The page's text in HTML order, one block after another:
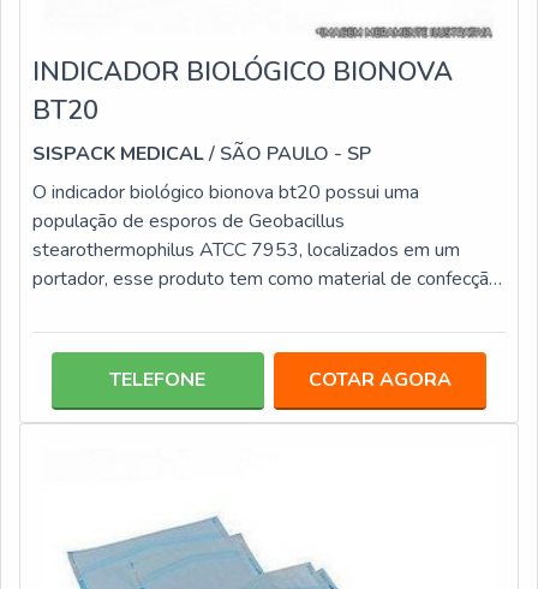
INDICADOR BIOLÓGICO BIONOVA
BT20
SISPACK MEDICAL/ SÃO PAULO - SP
O indicador biológico bionova bt20 possui uma
população de esporos de Geobacillus
stearothermophilus ATCC 7953, localizados em um
portador, esse produto tem como material de confecção
realização de esterilização a vapor a 121 – 134ºC, para
bomba de vácuo. O tempo de resposta negativa é de
24h e tem como objetivo fazer o monitoramento do
TELEFONE COTAR AGORA